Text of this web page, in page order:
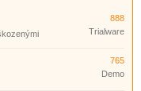
888
Trialware
765
Demo